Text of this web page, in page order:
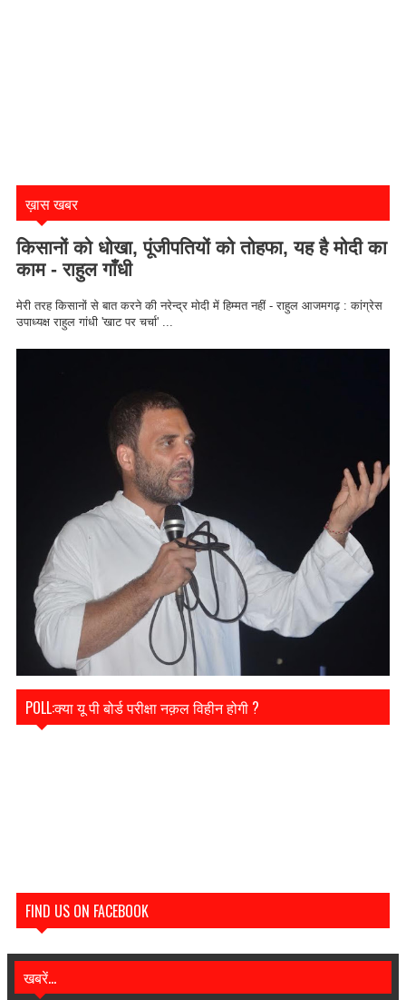
ख़ास खबर
किसानों को धोखा, पूंजीपतियों को तोहफा, यह है मोदी का
काम - राहुल गाँधी
मेरी तरह किसानों से बात करने की नरेन्द्र मोदी में हिम्मत नहीं - राहुल आजमगढ़ : कांग्रेस
उपाध्यक्ष राहुल गांधी 'खाट पर चर्चा' ...
POLL:क्या यू पी बोर्ड परीक्षा नक़ल विहीन होगी ?
FIND US ON FACEBOOK
खबरें...